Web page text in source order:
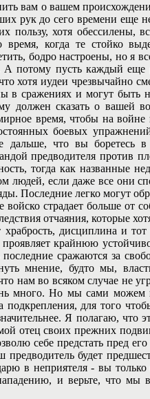
вам о вашем
рук до сего времени еще
пользу, хотя обессилены,
когда те стойко
бодро настроены, но я
потому пусть каждый еще
хотя иудеи чрезвычайно
сражениях и могут быть
должен сказать о вашей
время, чтобы на войне
боевых
что вы боретесь
предводителя против
тогда как названные
людей, если даже все они
Последние легко могут
страдает больше от
отчаяния, которые
дисциплина и
крайнюю
сражаются за
мнение, будто мы,
нам во всяком случае не
много. Но мы сами можем
для того
Я полагаю, что
отец своих прежних
себе предстать пред
предводитель будет
в неприятеля - вы только
и верьте, что